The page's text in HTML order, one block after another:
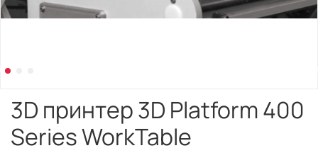
3D принтер 3D Platform 400
Series WorkTable